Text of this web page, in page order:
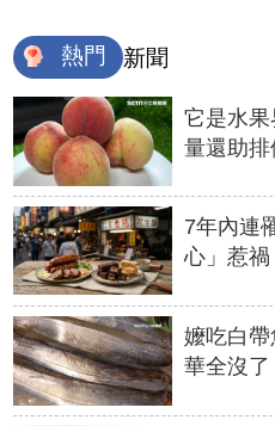
熱門 新聞
它是水
量還助排
7年內連
心」惹禍
嬤吃白
華全沒了